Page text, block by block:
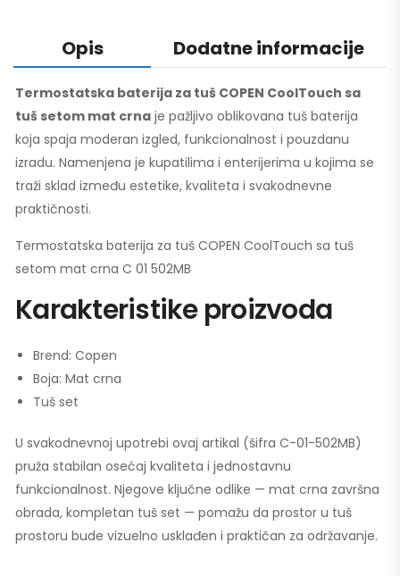
Opis Dodatne informacije
Termostatska baterija za tuš COPEN CoolTouch sa
tuš setom mat crna je pažljivo oblikovana tuš baterija
koja spaja moderan izgled, funkcionalnost i pouzdanu
izradu. Namenjena je kupatilima i enterijerima u kojima se
traži sklad između estetike, kvaliteta i svakodnevne
praktičnosti.
Termostatska baterija za tuš COPEN CoolTouch sa tuš
setom mat crna C 01 502MB
Karakteristike proizvoda
Brend: Copen
Boja: Mat crna
Tuš set
U svakodnevnoj upotrebi ovaj artikal (šifra C-01-502MB)
pruža stabilan osećaj kvaliteta i jednostavnu
funkcionalnost. Njegove ključne odlike — mat crna završna
obrada, kompletan tuš set — pomažu da prostor u tuš
prostoru bude vizuelno usklađen i praktičan za održavanje.